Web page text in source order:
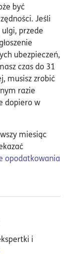
być
Jeśli
przede
ubezpieczeń,
czas do 31
musisz zrobić
razie
dopiero w
miesiąc
opodatkowania
i